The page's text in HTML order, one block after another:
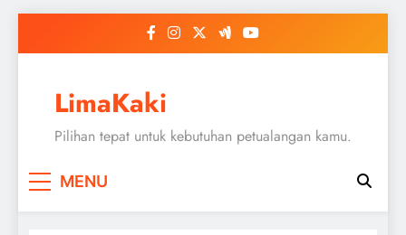
LimaKaki
Pilihan tepat untuk kebutuhan petualangan kamu.
MENU